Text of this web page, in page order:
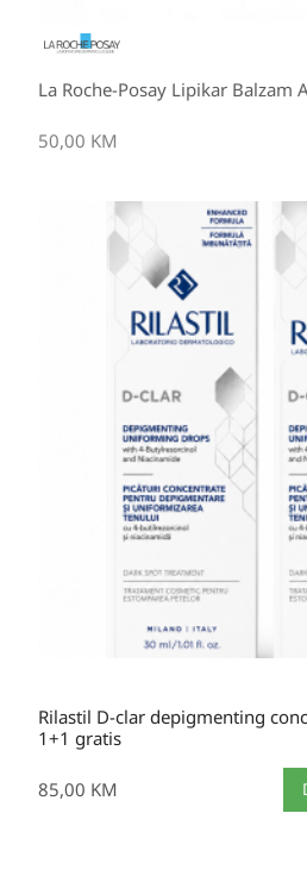
La Roche-Posay Lipikar Balzam
50,00 KM
Rilastil D-clar depigmenting
1+1 gratis
85,00 KM